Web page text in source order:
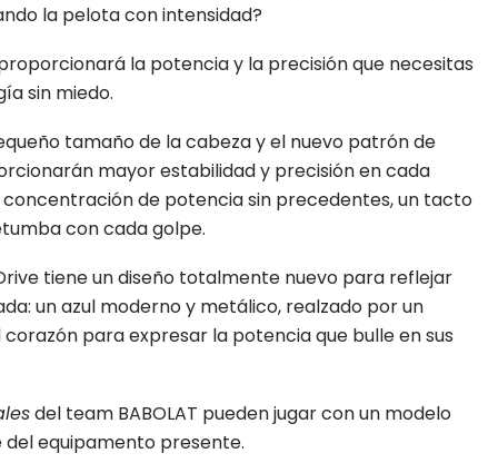
la pelota con intensidad?
proporcionará la potencia y la precisión que necesitas
sin miedo.
tamaño de la cabeza y el nuevo patrón de
mayor estabilidad y precisión en cada
concentración de potencia sin precedentes, un tacto
con cada golpe.
tiene un diseño totalmente nuevo para reflejar
un azul moderno y metálico, realzado por un
para expresar la potencia que bulle en sus
del team BABOLAT pueden jugar con un modelo
equipamento presente.